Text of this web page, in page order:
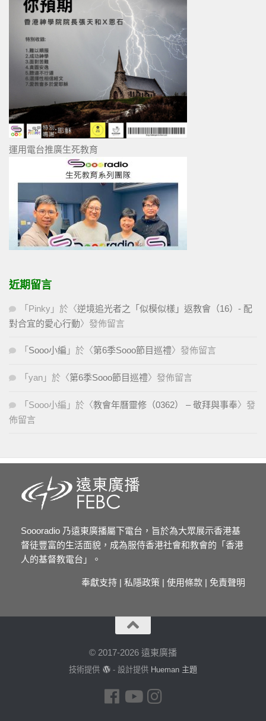
運用電台推廣生死教育
近期留言
「 Pinky 」於〈逆境追光者之「似模似樣」返教會（16）- 配
對合宜的愛心行動〉發佈留言
「 Sooo小編 」於〈第6季Sooo節目巡禮〉發佈留言
「 yan 」於〈第6季Sooo節目巡禮〉發佈留言
「 Sooo小編 」於〈教會年曆靈修（0362） – 敬拜與事奉〉發
佈留言
Soooradio 乃遠東廣播屬下電台，旨於為大眾展示香港基
督徒豐富的生活面貌，成為服侍香港社會和教會的「香港
人的基督教電台」。
奉獻支持 | 私隱政策 | 使用條款 | 免責聲明
© 2017-2026 遠東廣播
技術提供 - 設計提供 Hueman 主題